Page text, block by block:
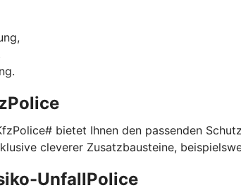
bietet Ihnen den passenden
cleverer Zusatzbausteine,
UnfallPolice